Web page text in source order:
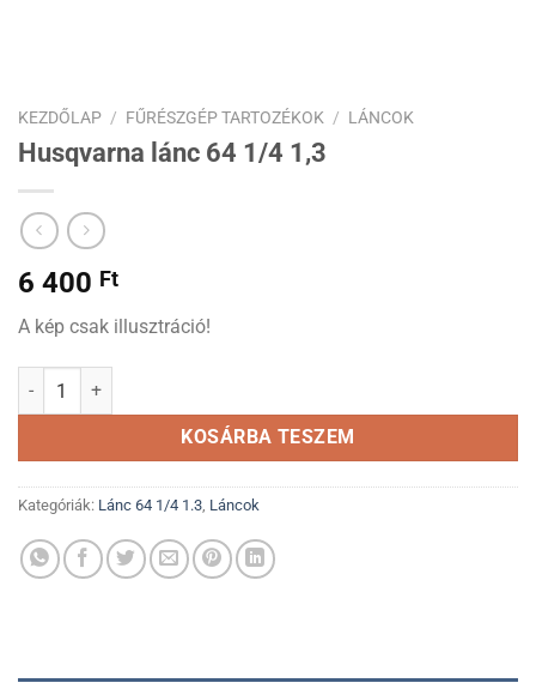
KEZDŐLAP / FŰRÉSZGÉP TARTOZÉKOK / LÁNCOK
Husqvarna lánc 64 1/4 1,3
6 400 Ft
A kép csak illusztráció!
Husqvarna lánc 64 1/4 1,3 mennyiség
KOSÁRBA TESZEM
Kategóriák: Lánc 64 1/4 1.3, Láncok